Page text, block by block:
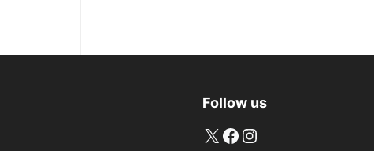
Follow us
X Facebook
Instagram